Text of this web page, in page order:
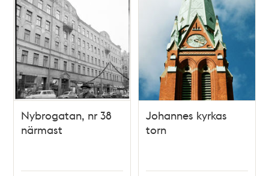
Nybrogatan, nr 38
närmast
Johannes kyrkas
torn